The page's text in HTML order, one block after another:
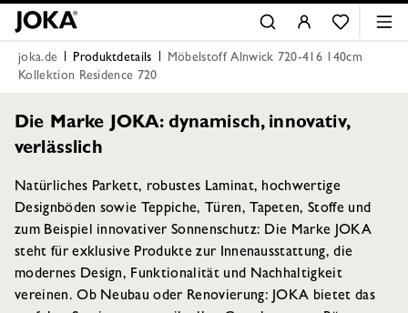
joka.de Produktdetails
Möbelstoff Alnwick 720-416 140cm
Kollektion Residence 720
Die Marke JOKA: dynamisch, innovativ,
verlässlich
Natürliches Parkett, robustes Laminat, hochwertige
Designböden sowie Teppiche, Türen, Tapeten, Stoffe und
zum Beispiel innovativer Sonnenschutz: Die Marke JOKA
steht für exklusive Produkte zur Innenausstattung, die
modernes Design, Funktionalität und Nachhaltigkeit
vereinen. Ob Neubau oder Renovierung: JOKA bietet das